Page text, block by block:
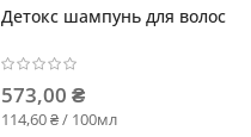
Детокс шампунь для волос
573,00 ₴
114,60 ₴ / 100мл